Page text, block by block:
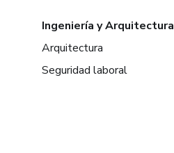
Ingeniería y Arquitectura
Arquitectura
Seguridad laboral